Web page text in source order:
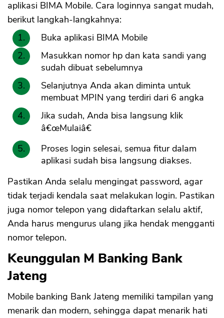
aplikasi BIMA Mobile. Cara loginnya sangat mudah,
berikut langkah-langkahnya:
Buka aplikasi BIMA Mobile
Masukkan nomor hp dan kata sandi yang
sudah dibuat sebelumnya
Selanjutnya Anda akan diminta untuk
membuat MPIN yang terdiri dari 6 angka
Jika sudah, Anda bisa langsung klik
â€œMulaiâ€
Proses login selesai, semua fitur dalam
aplikasi sudah bisa langsung diakses.
Pastikan Anda selalu mengingat password, agar
tidak terjadi kendala saat melakukan login. Pastikan
juga nomor telepon yang didaftarkan selalu aktif,
Anda harus mengurus ulang jika hendak mengganti
nomor telepon.
Keunggulan M Banking Bank
Jateng
Mobile banking Bank Jateng memiliki tampilan yang
menarik dan modern, sehingga dapat menarik hati